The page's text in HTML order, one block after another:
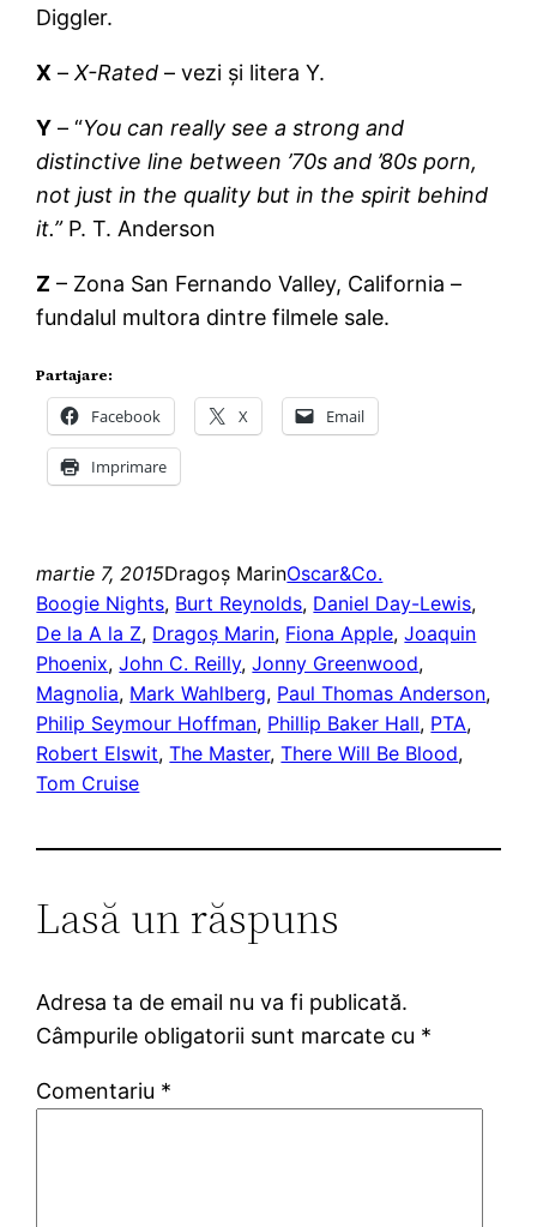
Diggler.
X –X-Rated – vezi și litera Y.
Y – “You can really see a strong and
distinctive line between ’70s and ’80s porn,
not just in the quality but in the spirit behind
it.”P. T. Anderson
Z – Zona San Fernando Valley, California –
fundalul multora dintre filmele sale.
Partajare:
Facebook X Email
Imprimare
martie 7, 2015Dragoş MarinOscar&Co.
Boogie Nights, Burt Reynolds, Daniel Day-Lewis
De la A la Z, Dragoş Marin, Fiona Apple, Joaquin
Phoenix, John C. Reilly, Jonny Greenwood
Magnolia, Mark Wahlberg, Paul Thomas Anderson
Philip Seymour Hoffman, Phillip Baker Hall, PTA
Robert Elswit, The Master, There Will Be Blood
Tom Cruise
Lasă un răspuns
Adresa ta de email nu va fi publicată.
Câmpurile obligatorii sunt marcate cu *
Comentariu *